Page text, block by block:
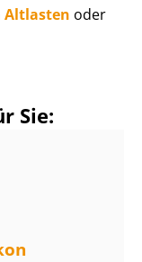
Altlasten oder
Sie: